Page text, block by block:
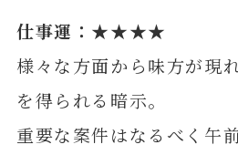
仕事運：★★★★
様々な方面から味方が現
を得られる暗示。
重要な案件はなるべく午